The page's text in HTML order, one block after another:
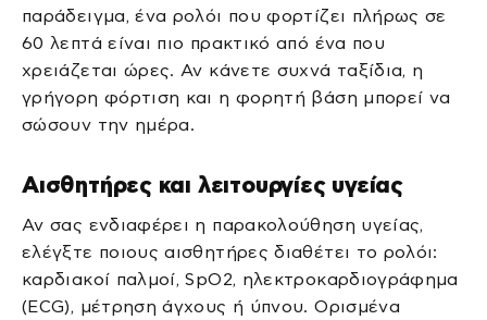
παράδειγμα, ένα ρολόι που φορτίζει πλήρως σε
60 λεπτά είναι πιο πρακτικό από ένα που
χρειάζεται ώρες. Αν κάνετε συχνά ταξίδια, η
γρήγορη φόρτιση και η φορητή βάση μπορεί να
σώσουν την ημέρα.
Αισθητήρες και λειτουργίες υγείας
Αν σας ενδιαφέρει η παρακολούθηση υγείας,
ελέγξτε ποιους αισθητήρες διαθέτει το ρολόι:
καρδιακοί παλμοί, SpO2, ηλεκτροκαρδιογράφημα
(ECG), μέτρηση άγχους ή ύπνου. Ορισμένα